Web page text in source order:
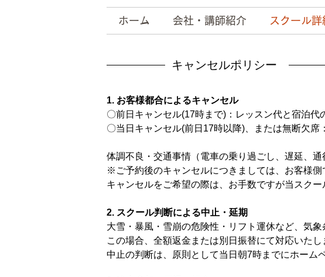
ホーム 会社・講師紹介 スクール詳
キャンセルポリシー
1. お客様都合によるキャンセル
〇前日キャンセル(17時まで)：レッスン代と宿泊代
〇当日キャンセル(前日17時以降)、または無断欠席
体調不良・交通事情（電車の乗り過ごし、遅延、
※ご予約後のキャンセルにつきましては、お客様側
キャンセルをご希望の際は、お手数ですが当スクー
2. スクール判断による中止・延期
大雪・暴風・雪崩の危険性・リフト運休など、気
この場合、全額返金または別日振替にて対応いたし
中止の判断は、原則として当日朝7時までにホーム